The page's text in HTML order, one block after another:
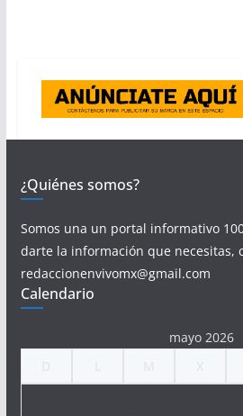
¿Quiénes somos?
Somos una un portal informativo
darte la información que necesitas,
redaccionenvivomx@gmail.com
Calendario
mayo 2026